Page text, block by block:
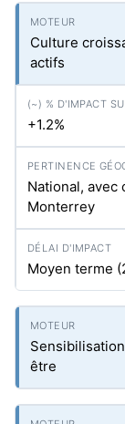
Culture
actifs
+1.2%
National, avec
Monterrey
Moyen terme
être